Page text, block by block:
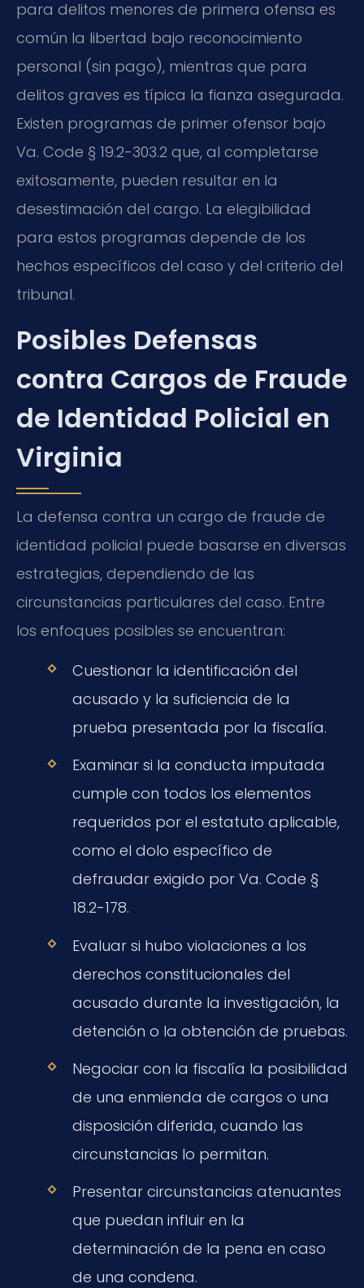
para delitos menores de primera ofensa es
común la libertad bajo reconocimiento
personal (sin pago), mientras que para
delitos graves es típica la fianza asegurada.
Existen programas de primer ofensor bajo
Va. Code § 19.2-303.2 que, al completarse
exitosamente, pueden resultar en la
desestimación del cargo. La elegibilidad
para estos programas depende de los
hechos específicos del caso y del criterio del
tribunal.
Posibles Defensas
contra Cargos de Fraude
de Identidad Policial en
Virginia
La defensa contra un cargo de fraude de
identidad policial puede basarse en diversas
estrategias, dependiendo de las
circunstancias particulares del caso. Entre
los enfoques posibles se encuentran:
Cuestionar la identificación del
acusado y la suficiencia de la
prueba presentada por la fiscalía.
Examinar si la conducta imputada
cumple con todos los elementos
requeridos por el estatuto aplicable,
como el dolo específico de
defraudar exigido por Va. Code §
18.2-178.
Evaluar si hubo violaciones a los
derechos constitucionales del
acusado durante la investigación, la
detención o la obtención de pruebas.
Negociar con la fiscalía la posibilidad
de una enmienda de cargos o una
disposición diferida, cuando las
circunstancias lo permitan.
Presentar circunstancias atenuantes
que puedan influir en la
determinación de la pena en caso
de una condena.